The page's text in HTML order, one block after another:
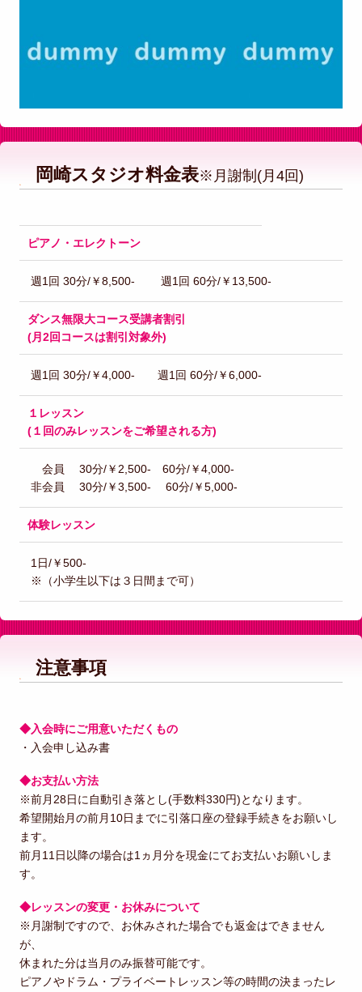
岡崎スタジオ料金表※月謝制(月4回)
ピアノ・ エレクトーン
週1回 30分/￥8,500- 週1回 60分/￥13,500-
ダンス無限大コース受講者割引
(月2回コースは割引対象外)
週1回 30分/￥4,000- 週1回 60分/￥6,000-
１レッスン
(１回のみレッスンをご希望される方)
会員 30分/￥2,500- 60分/￥4,000-
非会員 30分/￥3,500- 60分/￥5,000-
体験レッスン
1日/￥500-
※（小学生以下は３日間まで可）
注意事項
◆入会時にご用意いただくもの
・入会申し込み書
◆お支払い方法
※前月28日に自動引き落とし(手数料330円)となります。
希望開始月の前月10日までに引落口座の登録手続きをお願いし
ます。
前月11日以降の場合は1ヵ月分を現金にてお支払いお願いしま
す。
◆レッスンの変更・お休みについて
※月謝制ですので、お休みされた場合でも返金はできません
が、
休まれた分は当月のみ振替可能です。
ピアノやドラム・プライベートレッスン等の時間の決まったレ